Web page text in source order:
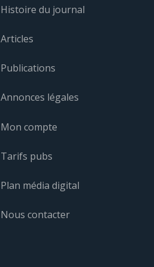
Histoire du journal
Articles
Publications
Annonces légales
Mon compte
Tarifs pubs
Plan média digital
Nous contacter